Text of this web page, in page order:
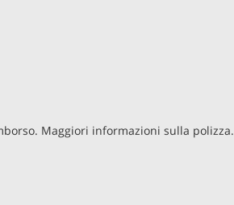
Maggiori informazioni sulla polizza.